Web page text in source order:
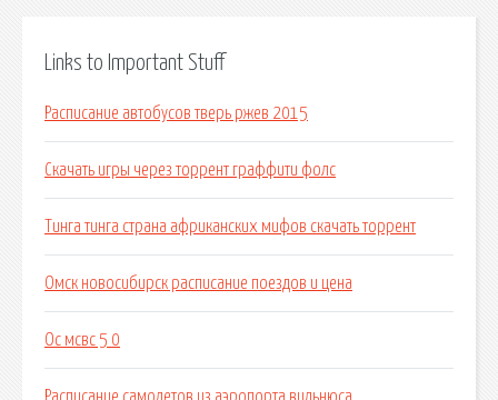
Links to Important Stuff
Расписание автобусов тверь ржев 2015
Скачать игры через торрент граффити фолс
Тинга тинга страна африканских мифов скачать торрент
Омск новосибирск расписание поездов и цена
Ос мсвс 5 0